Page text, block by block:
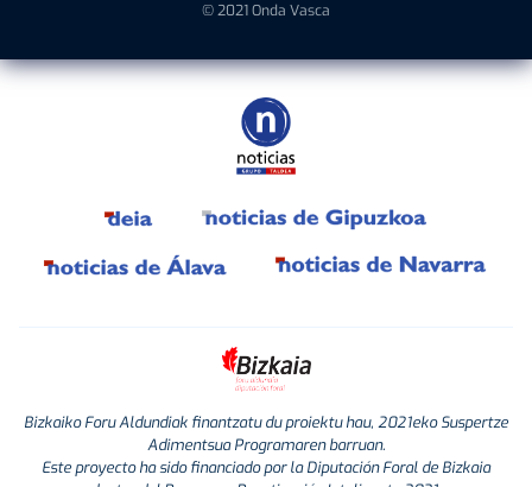
© 2021 Onda Vasca
Bizkaiko Foru Aldundiak finantzatu du proiektu hau, 2021eko Suspertze
Adimentsua Programaren barruan.
Este proyecto ha sido financiado por la Diputación Foral de Bizkaia